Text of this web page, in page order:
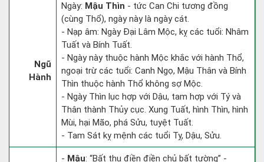
Ngũ
Hành
Ngày: Mậu Thìn - tức Can Chi tương đồng
(cùng Thổ), ngày này là ngày cát.
- Nạp âm: Ngày Đại Lâm Mộc, kỵ các tuổi: Nhâm
Tuất và Bính Tuất.
- Ngày này thuộc hành Mộc khắc với hành Thổ,
ngoại trừ các tuổi: Canh Ngọ, Mậu Thân và Bính
Thìn thuộc hành Thổ không sợ Mộc.
- Ngày Thìn lục hợp với Dậu, tam hợp với Tý và
Thân thành Thủy cục. Xung Tuất, hình Thìn, hình
Mùi, hại Mão, phá Sửu, tuyệt Tuất.
- Tam Sát kỵ mệnh các tuổi Tỵ, Dậu, Sửu.
- Mậu: “Bất thụ điền điền chủ bất tường” -